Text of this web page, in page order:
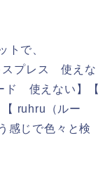
トで、
スプレス 使えな
ド 使えない】【
ruhru（ルー
じで色々と検